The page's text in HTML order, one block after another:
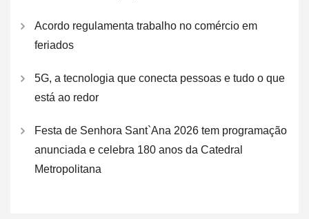
Acordo regulamenta trabalho no comércio em
feriados
5G, a tecnologia que conecta pessoas e tudo o que
está ao redor
Festa de Senhora Sant`Ana 2026 tem programação
anunciada e celebra 180 anos da Catedral
Metropolitana